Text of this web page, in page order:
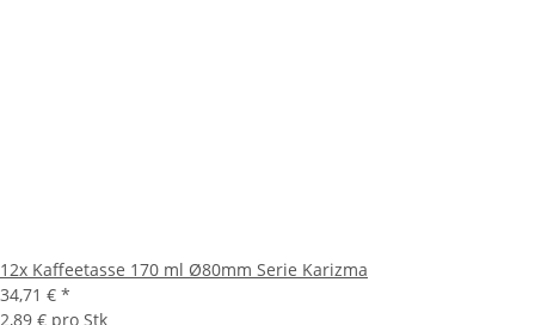
12x Kaffeetasse 170 ml Ø80mm Serie Karizma
34,71 € *
2,89 € pro Stk